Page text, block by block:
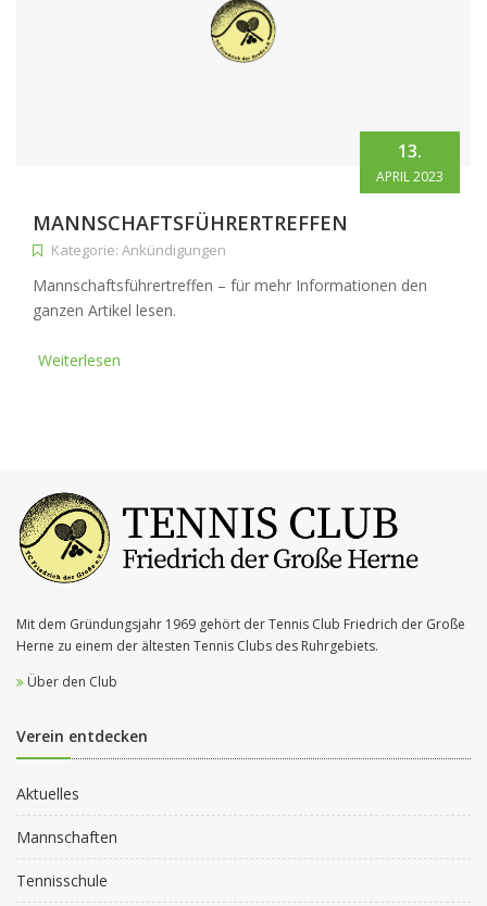
13.
APRIL 2023
MANNSCHAFTSFÜHRERTREFFEN
Kategorie: Ankündigungen
Mannschaftsführertreffen – für mehr Informationen den
ganzen Artikel lesen.
Weiterlesen
Mit dem Gründungsjahr 1969 gehört der Tennis Club Friedrich der Große
Herne zu einem der ältesten Tennis Clubs des Ruhrgebiets.
Über den Club
Verein entdecken
Aktuelles
Mannschaften
Tennisschule